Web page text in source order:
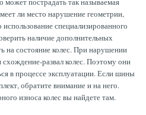
ли место нарушение геометрии,
специализированного
наличие дополнительных
на состояние колес. При нарушении
развал колес. Поэтому они
в процессе эксплуатации. Если шины
обратите внимание и на него.
износа колес вы найдете там.